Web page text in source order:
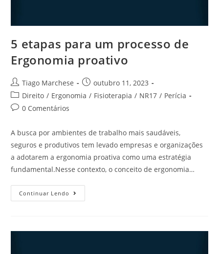
5 etapas para um processo de
Ergonomia proativo
Tiago Marchese
outubro 11, 2023
Direito / Ergonomia / Fisioterapia / NR17 / Perícia
0 Comentários
A busca por ambientes de trabalho mais saudáveis,
seguros e produtivos tem levado empresas e organizações
a adotarem a ergonomia proativa como uma estratégia
fundamental.Nesse contexto, o conceito de ergonomia…
Continuar Lendo